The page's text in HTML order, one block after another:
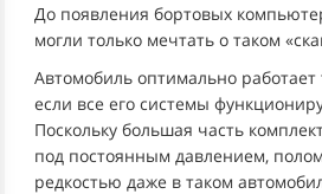
До появления бортовых
могли только мечтать о таком
Автомобиль оптимально работает
если все его системы
Поскольку большая часть
под постоянным давлением,
редкостью даже в таком